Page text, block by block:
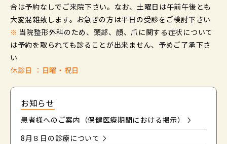
合は予約なしでご来院下さい。なお、土曜日は午前午後とも
大変混雑致します。お急ぎの方は平日の受診をご検討下さい
※ 当院整形外科のため、頭部、顔、爪に関する症状について
は予約を取られても診ることが出来ません、予めご了承下さ
い
休診日 ：日曜・祝日
お知らせ
患者様へのご案内（保健医療期間における掲示）
8月８日の診療について